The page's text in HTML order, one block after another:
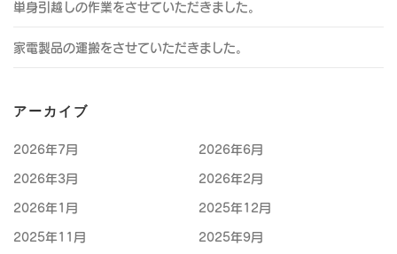
単身引越しの作業をさせていただきました。
家電製品の運搬をさせていただきました。
アーカイブ
2026年7月 2026年6月
2026年3月 2026年2月
2026年1月 2025年12月
2025年11月 2025年9月